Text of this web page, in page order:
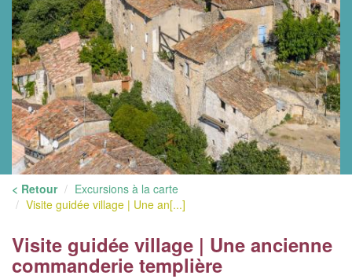
< Retour
Excursions à la carte
Visite guidée village | Une an[...]
Visite guidée village | Une ancienne
commanderie templière